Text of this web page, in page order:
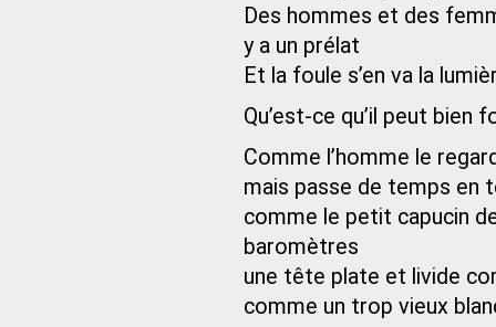
Des hommes et des
y a un prélat
Et la foule s’en va la
Qu’est-ce qu’il peut
Comme l’homme le
mais passe de temps en
comme le petit capucin
baromètres
une tête plate et livide
comme un trop vieux